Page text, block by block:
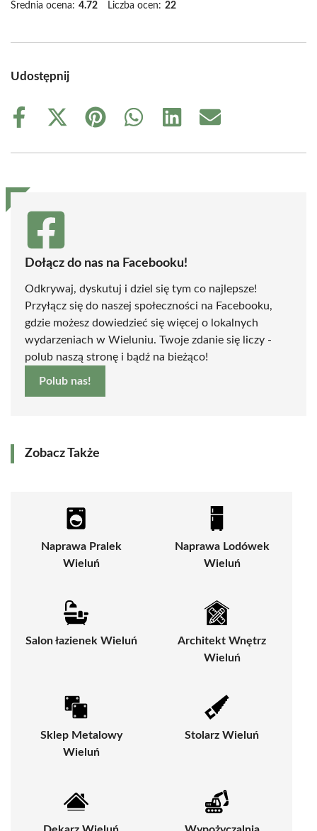
Średnia ocena: 4.72 Liczba ocen: 22
Udostępnij
Share
Share
(Twitter)
Share
Share
Share
Share
Dołącz do nas na Facebooku!
Odkrywaj, dyskutuj i dziel się tym co najlepsze!
Przyłącz się do naszej społeczności na Facebooku,
gdzie możesz dowiedzieć się więcej o lokalnych
wydarzeniach w Wieluniu. Twoje zdanie się liczy -
polub naszą stronę i bądź na bieżąco!
Polub nas!
Zobacz Także
Naprawa Pralek
Wieluń
Naprawa Lodówek
Wieluń
Salon łazienek Wieluń
Architekt Wnętrz
Wieluń
Sklep Metalowy
Wieluń
Stolarz Wieluń